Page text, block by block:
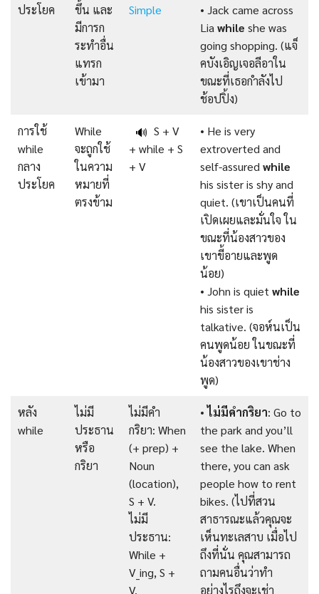
ประโยค
ขึ้น และ
มีการก
ระทำอื่น
แทรก
เข้ามา
Simple
• Jack came across
Lia while she was
going shopping. (แจ็
คบังเอิญเจอลีอาใน
ขณะที่เธอกำลังไป
ช้อปปิ้ง)
การใช้
while
กลาง
ประโยค
While
จะถูกใช้
ในความ
หมายที่
ตรงข้าม
🔊 S + V
+ while + S
+ V
• He is very
extroverted and
self-assured while
his sister is shy and
quiet. (เขาเป็นคนที่
เปิดเผยและมั่นใจ ใน
ขณะที่น้องสาวของ
เขาขี้อายและพูด
น้อย)
• John is quiet while
his sister is
talkative. (จอห์นเป็น
คนพูดน้อย ในขณะที่
น้องสาวของเขาช่าง
พูด)
หลัง
while
ไม่มี
ประธาน
หรือ
กริยา
ไม่มีคำ
กริยา: When
(+ prep) +
Noun
(location),
S + V.
ไม่มี
ประธาน:
While +
V_ing, S +
V.
•ไม่มีคำกริยา: Go to
the park and you’ll
see the lake. When
there, you can ask
people how to rent
bikes. (ไปที่สวน
สาธารณะแล้วคุณจะ
เห็นทะเลสาบ เมื่อไป
ถึงที่นั่น คุณสามารถ
ถามคนอื่นว่าทำ
อย่างไรถึงจะเช่า